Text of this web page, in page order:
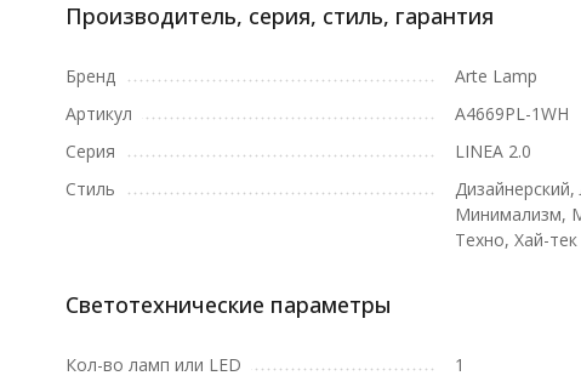
Производитель, серия, стиль, гарантия
Бренд
Arte Lamp
Артикул
A4669PL-1WH
Серия
LINEA 2.0
Стиль
Минимализм,
Техно, Хай-тек
Светотехнические параметры
Кол-во ламп или LED 1